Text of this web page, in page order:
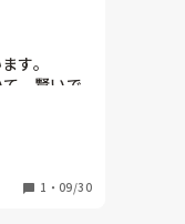
きい紙に
が出やす
うとまと
す。
、賢いで
あります
1 ・ 09/30